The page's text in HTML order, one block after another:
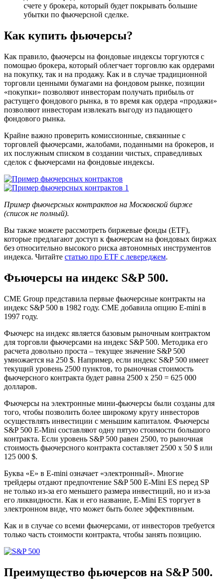
счете у брокера, который будет покрывать большие
убытки по фьючерсной сделке.
Как купить фьючерсы?
Как правило, фьючерсы на фондовые индексы торгуются с
помощью брокера, который облегчает торговлю как ордерами
на покупку, так и на продажу. Как и в случае традиционной
торговли ценными бумагами на фондовом рынке, позиции
«покупки» позволяют инвесторам получать прибыль от
растущего фондового рынка, в то время как ордера «продажи»
позволяют инвесторам извлекать выгоду из падающего
фондового рынка.
Крайне важно проверить комиссионные, связанные с
торговлей фьючерсами, жалобами, поданными на брокеров, и
их послужным списком в создании чистых, справедливых
сделок с фьючерсами на фондовые индексы.
Пример фьючерсных контрактов на Московской бирже
(список не полный).
Вы также можете рассмотреть биржевые фонды (ETF),
которые предлагают доступ к фьючерсам на фондовых биржах
без относительно высокого риска автономных инструментов
индекса. Читайте статью про ETF с левереджем.
Фьючерсы на индекс S&P 500.
CME Group представила первые фьючерсные контракты на
индекс S&P 500 в 1982 году. CME добавила опцию E-mini в
1997 году.
Фьючерс на индекс является базовым рыночным контрактом
для торговли фьючерсами на индекс S&P 500. Методика его
расчета довольно проста – текущее значение S&P 500
умножается на 250 $. Например, если индекс S&P 500 имеет
текущий уровень 2500 пунктов, то рыночная стоимость
фьючерсного контракта будет равна 2500 х 250 = 625 000
долларов.
Фьючерсы на электронные мини-фьючерсы были созданы для
того, чтобы позволить более широкому кругу инвесторов
осуществлять инвестиции с меньшим капиталом. Фьючерсы
S&P 500 E-Mini составляют одну пятую стоимости большого
контракта. Если уровень S&P 500 равен 2500, то рыночная
стоимость фьючерсного контракта составляет 2500 x 50 $ или
125 000 $.
Буква «Е» в E-mini означает «электронный». Многие
трейдеры отдают предпочтение S&P 500 E-Mini ES перед SP
не только из-за его меньшего размера инвестиций, но и из-за
его ликвидности. Как и его название, E-Mini ES торгует в
электронном виде, что может быть более эффективным.
Как и в случае со всеми фьючерсами, от инвесторов требуется
только часть стоимости контракта, чтобы занять позицию.
Преимущество фьючерсов на S&P 500.